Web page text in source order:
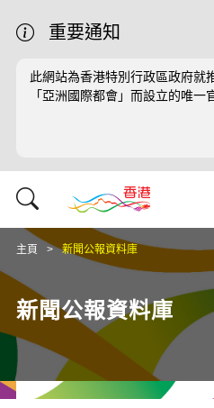
重要通知
此網站為香港特別行政區政府就
「亞洲國際都會」而設立的唯一
主頁 新聞公報資料庫
新聞公報資料庫